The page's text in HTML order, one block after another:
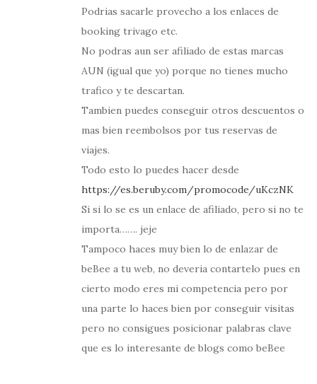
Podrias sacarle provecho a los enlaces de
booking trivago etc.
No podras aun ser afiliado de estas marcas
AUN (igual que yo) porque no tienes mucho
trafico y te descartan.
Tambien puedes conseguir otros descuentos o
mas bien reembolsos por tus reservas de
viajes.
Todo esto lo puedes hacer desde
https://es.beruby.com/promocode/uKczNK
Si si lo se es un enlace de afiliado, pero si no te
importa……. jeje
Tampoco haces muy bien lo de enlazar de
beBee a tu web, no deveria contartelo pues en
cierto modo eres mi competencia pero por
una parte lo haces bien por conseguir visitas
pero no consigues posicionar palabras clave
que es lo interesante de blogs como beBee